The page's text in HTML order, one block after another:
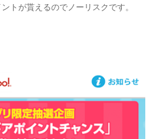
トが貰えるのでノーリスクです。